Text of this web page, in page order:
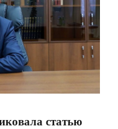
статью